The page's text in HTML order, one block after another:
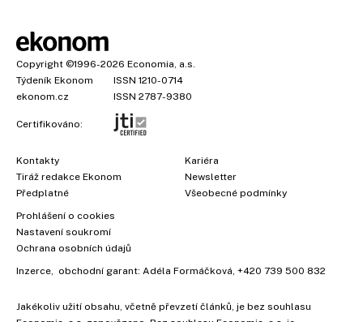
Copyright ©1996-2026 Economia, a.s.
Týdeník Ekonom
ISSN 1210-0714
ekonom.cz
ISSN 2787-9380
Certifikováno:
Kontakty
Tiráž redakce Ekonom
Předplatné
Kariéra
Newsletter
Všeobecné podmínky
Prohlášení o cookies
Nastavení soukromí
Ochrana osobních údajů
Inzerce, obchodní garant: Adéla Formáčková, +420 739 500 832
Jakékoliv užití obsahu, včetně převzetí článků, je bez souhlasu